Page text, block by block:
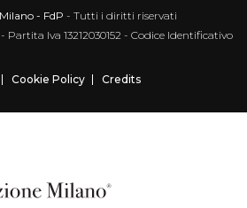
- FdP - Tutti i diritti riservati
Partita Iva 13212030152 - Codice Identificativo
Cookie Policy Credits